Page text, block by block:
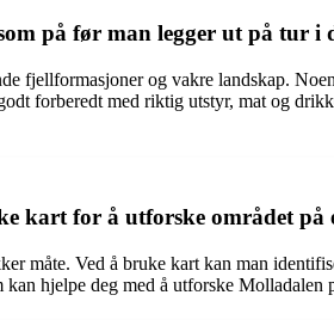
på før man legger ut på tur i
fjellformasjoner og vakre landskap.
forberedt med riktig utstyr, mat og
kart for å utforske området på
måte. Ved å bruke kart kan man
hjelpe deg med å utforske Molladalen